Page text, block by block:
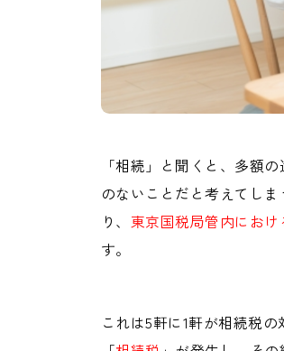
「相続」と聞くと、多額
のないことだと考えてし
り、 東京国税局管内におけ
す。
これは5軒に1軒が相続税